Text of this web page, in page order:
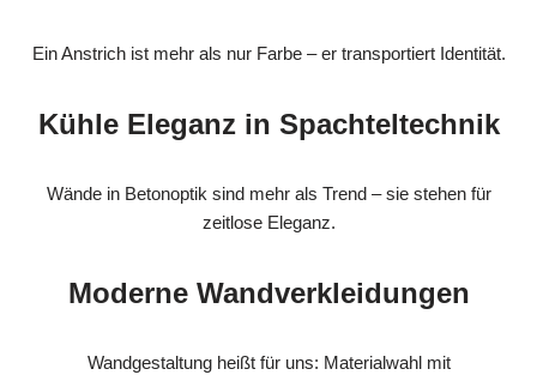
Ein Anstrich ist mehr als nur Farbe – er transportiert Identität.
Kühle Eleganz in Spachteltechnik
Wände in Betonoptik sind mehr als Trend – sie stehen für
zeitlose Eleganz.
Moderne Wandverkleidungen
Wandgestaltung heißt für uns: Materialwahl mit